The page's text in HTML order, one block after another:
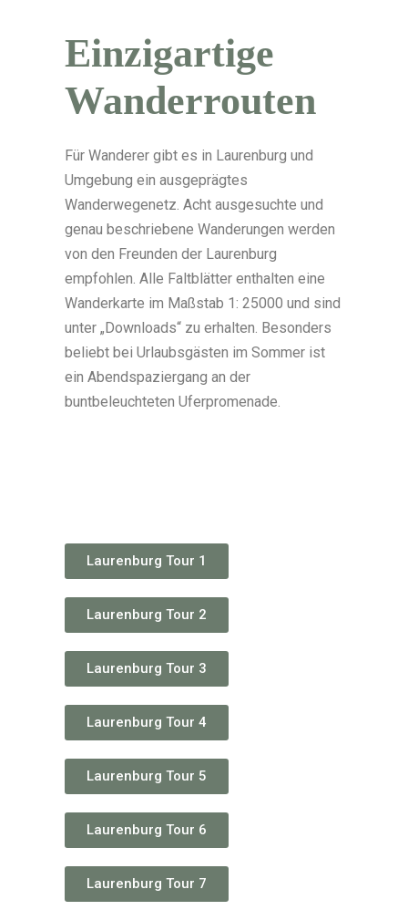
Einzig­artige
Wander­routen
Für Wanderer gibt es in Laurenburg und
Umgebung ein ausgeprägtes
Wanderwegenetz. Acht ausgesuchte und
genau beschriebene Wanderungen werden
von den Freunden der Laurenburg
empfohlen. Alle Faltblätter enthalten eine
Wanderkarte im Maßstab 1: 25000 und sind
unter „Downloads“ zu erhalten. Besonders
beliebt bei Urlaubsgästen im Sommer ist
ein Abendspaziergang an der
buntbeleuchteten Uferpromenade.
Laurenburg Tour 1
Laurenburg Tour 2
Laurenburg Tour 3
Laurenburg Tour 4
Laurenburg Tour 5
Laurenburg Tour 6
Laurenburg Tour 7